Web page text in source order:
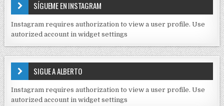
I
D
S
E
J
C
K
SÍGUEME EN INSTAGRAM
Instagram requires authorization to view a user profile. Use
autorized account in widget settings
SIGUE A ALBERTO
Instagram requires authorization to view a user profile. Use
autorized account in widget settings